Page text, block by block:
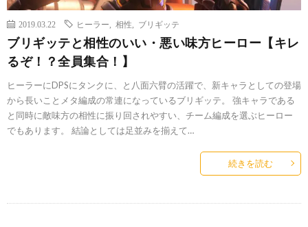
2019.03.22 ヒーラー 相性 ブリギッテ
ブリギッテと相性のいい・悪い味方ヒーロー【キレ
るぞ！？全員集合！】
ヒーラーにDPSにタンクに、と八面六臂の活躍で、新キャラとしての登場
から長いことメタ編成の常連になっているブリギッテ。 強キャラである
と同時に敵味方の相性に振り回されやすい、チーム編成を選ぶヒーロー
でもあります。 結論としては足並みを揃えて…
続きを読む